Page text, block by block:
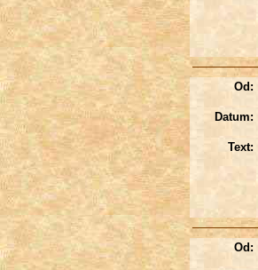
Od:
Datum:
Text:
Od: